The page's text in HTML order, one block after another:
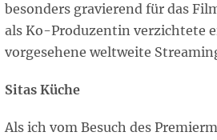
besonders gravierend für das
als Ko-Produzentin verzichtete
vorgesehene weltweite
Sitas Küche
Als ich vom Besuch des